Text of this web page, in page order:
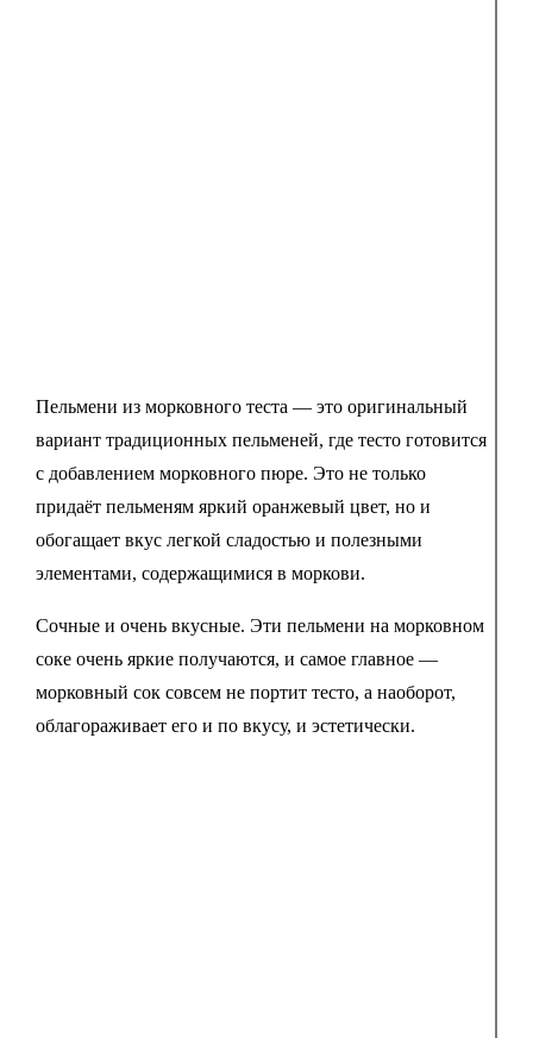
Пельмени из морковного теста — это оригинальный
вариант традиционных пельменей, где тесто готовится
с добавлением морковного пюре. Это не только
придаёт пельменям яркий оранжевый цвет, но и
обогащает вкус легкой сладостью и полезными
элементами, содержащимися в моркови.
Сочные и очень вкусные. Эти пельмени на морковном
соке очень яркие получаются, и самое главное —
морковный сок совсем не портит тесто, а наоборот,
облагораживает его и по вкусу, и эстетически.